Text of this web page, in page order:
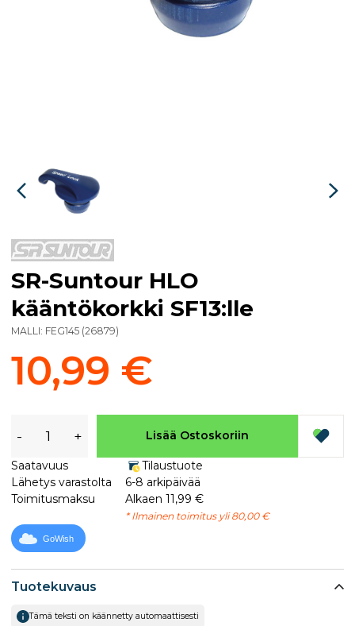
Tuotekuvaus
Tämä teksti on käännetty automaattisesti
SR-Suntour HLO
kääntökorkki SF13:lle
MALLI: FEG145 (26879)
10,99 €
- + Lisää Ostoskoriin
Saatavuus
Tilaustuote
Lähetys varastolta
6-8 arkipäivää
Toimitusmaksu
Alkaen 11,99 €
* Ilmainen toimitus yli 80,00 €
GoWish